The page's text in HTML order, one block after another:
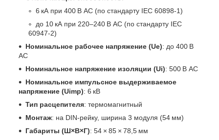
6 кА при 400 В AC (по стандарту IEC 60898-1)
до 10 кА при 220–240 В AC (по стандарту IEC
60947-2)
Номинальное рабочее напряжение (Ue): до 400 В
AC
Номинальное напряжение изоляции (Ui): 500 В AC
Номинальное импульсное выдерживаемое
напряжение (Uimp): 6 кВ
Тип расцепителя: термомагнитный
Монтаж: на DIN-рейку, ширина 3 модуля (54 мм)
Габариты (Ш×В×Г): 54 × 85 × 78,5 мм